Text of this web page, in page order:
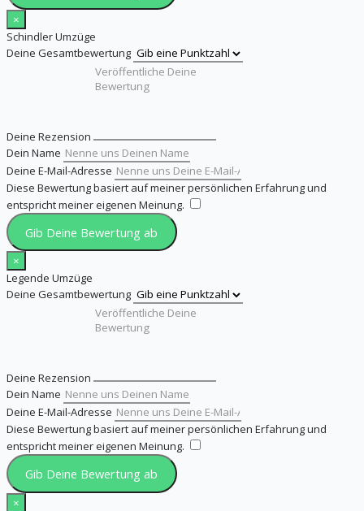
×
Schindler Umzüge
Deine Gesamtbewertung
Deine Rezension
Dein Name
Deine E-Mail-Adresse
Diese Bewertung basiert auf meiner persönlichen Erfahrung und
entspricht meiner eigenen Meinung.
Gib Deine Bewertung ab
×
Legende Umzüge
Deine Gesamtbewertung
Deine Rezension
Dein Name
Deine E-Mail-Adresse
Diese Bewertung basiert auf meiner persönlichen Erfahrung und
entspricht meiner eigenen Meinung.
Gib Deine Bewertung ab
×